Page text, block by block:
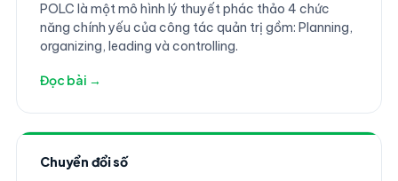
POLC là một mô hình lý thuyết phác thảo 4 chức
năng chính yếu của công tác quản trị gồm: Planning,
organizing, leading và controlling.
Đọc bài →
Chuyển đổi số